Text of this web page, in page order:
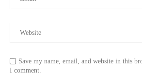
Save my name, email, and website in this
I comment.